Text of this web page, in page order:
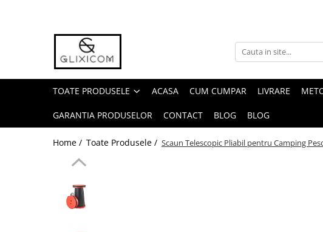
Toate Produsele
Toate Produsele
Casa Gradina & Bricolaj
Ustensile Bucatarie
Accesorii & Organizare Bucatarie
Folii Si Accesorii pentru Ferestre si
TOATE PRODUSELE ACASA CUM CUMPAR LIVRARE
GARANTIA PRODUSELOR CONTACT BLOG BLOG
Home / Toate Produsele / Scaun Telescopic Pliabil pentru Camping